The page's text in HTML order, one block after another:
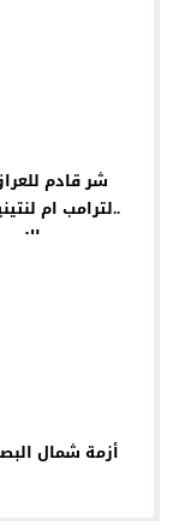
شر قادم
..لترامب ام
أزمة شمال